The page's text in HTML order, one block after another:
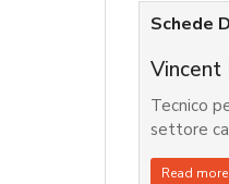
Schede
Vincent
Tecnico
settore
Read more